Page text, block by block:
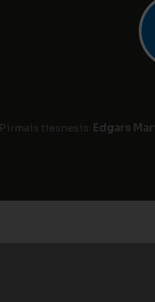
Pirmais tiesnesis: Edgars